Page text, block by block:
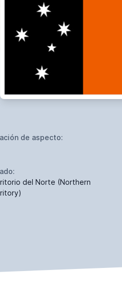
de aspecto:
del Norte (Northern